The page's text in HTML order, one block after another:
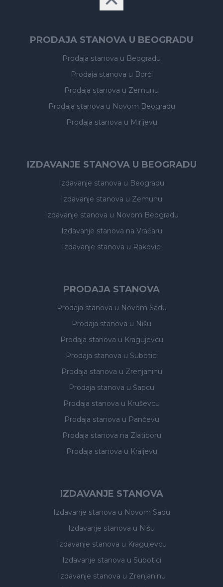
PRODAJA STANOVA U BEOGRADU
Prodaja stanova u Beogradu
Prodaja stanova u Borči
Prodaja stanova u Zemunu
Prodaja stanova u Novom Beogradu
Prodaja stanova u Mirijevu
IZDAVANJE STANOVA U BEOGRADU
Izdavanje stanova u Beogradu
Izdavanje stanova u Zemunu
Izdavanje stanova u Novom Beogradu
Izdavanje stanova na Vračaru
Izdavanje stanova u Rakovici
PRODAJA STANOVA
Prodaja stanova u Novom Sadu
Prodaja stanova u Nišu
Prodaja stanova u Kragujevcu
Prodaja stanova u Subotici
Prodaja stanova u Zrenjaninu
Prodaja stanova u Šapcu
Prodaja stanova u Kruševcu
Prodaja stanova u Pančevu
Prodaja stanova na Zlatiboru
Prodaja stanova u Kraljevu
IZDAVANJE STANOVA
Izdavanje stanova u Novom Sadu
Izdavanje stanova u Nišu
Izdavanje stanova u Kragujevcu
Izdavanje stanova u Subotici
Izdavanje stanova u Zrenjaninu